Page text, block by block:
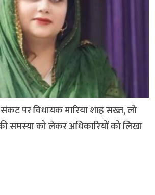
पर विधायक मारिया शाह सख्त, लो
समस्या को लेकर अधिकारियों को लिखा